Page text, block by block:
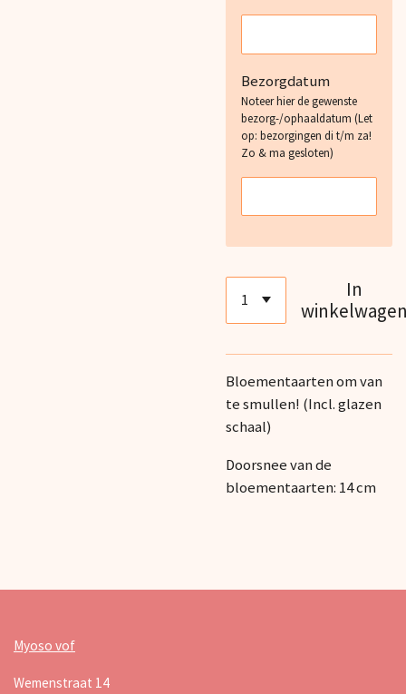
Bezorgdatum
Noteer hier de gewenste
bezorg-/ophaaldatum (Let
op: bezorgingen di t/m za!
Zo & ma gesloten)
In
Bloementaarten om van
te smullen! (Incl. glazen
schaal)
Doorsnee van de
bloementaarten: 14 cm
Myoso vof
Wemenstraat 14